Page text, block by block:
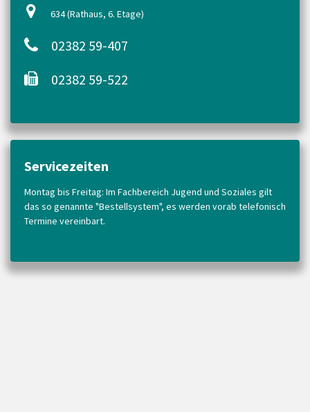
634 (Rathaus, 6. Etage)
02382 59-407
02382 59-522
Servicezeiten
Montag bis Freitag: Im Fachbereich Jugend und Soziales gilt
das so genannte "Bestellsystem", es werden vorab telefonisch
Termine vereinbart.